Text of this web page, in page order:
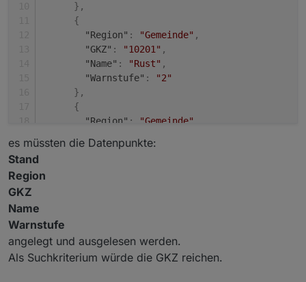
} ,
{
"Region" : "Gemeinde" ,
"GKZ" : "10201" ,
"Name" : "Rust" ,
"Warnstufe" :
"2"
} ,
{
"Region" : "Gemeinde"
"Name": "Breitenbrunn am Neusiedler See"
"Name"
"Donnerskirchen"
"Warnstufe"
} ,
es müssten die Datenpunkte:
Stand
Region
GKZ
Name
Warnstufe
angelegt und ausgelesen werden.
Als Suchkriterium würde die GKZ reichen.